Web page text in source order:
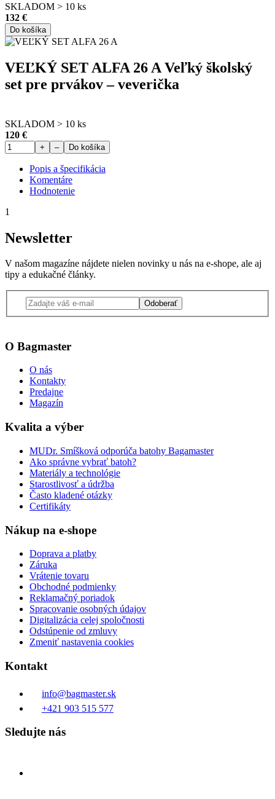
SKLADOM > 10 ks
132 €
Do košíka
VEĽKÝ SET ALFA 26 A Veľký školský
set pre prvákov – veverička
SKLADOM > 10 ks
120 €
+ – Do košíka
Popis a špecifikácia
Komentáre
Hodnotenie
1
Newsletter
V našom magazíne nájdete nielen novinky u nás na e-shope, ale aj
tipy a edukačné články.
Odoberať
O Bagmaster
O nás
Kontakty
Predajne
Magazín
Kvalita a výber
MUDr. Smíšková odporúča batohy Bagamaster
Ako správne vybrať batoh?
Materiály a technológie
Starostlivosť a údržba
Často kladené otázky
Certifikáty
Nákup na e-shope
Doprava a platby
Záruka
Vrátenie tovaru
Obchodné podmienky
Reklamačný poriadok
Spracovanie osobných údajov
Digitalizácia celej spoločnosti
Odstúpenie od zmluvy
Zmeniť nastavenia cookies
Kontakt
info@bagmaster.sk
+421 903 515 577
Sledujte nás